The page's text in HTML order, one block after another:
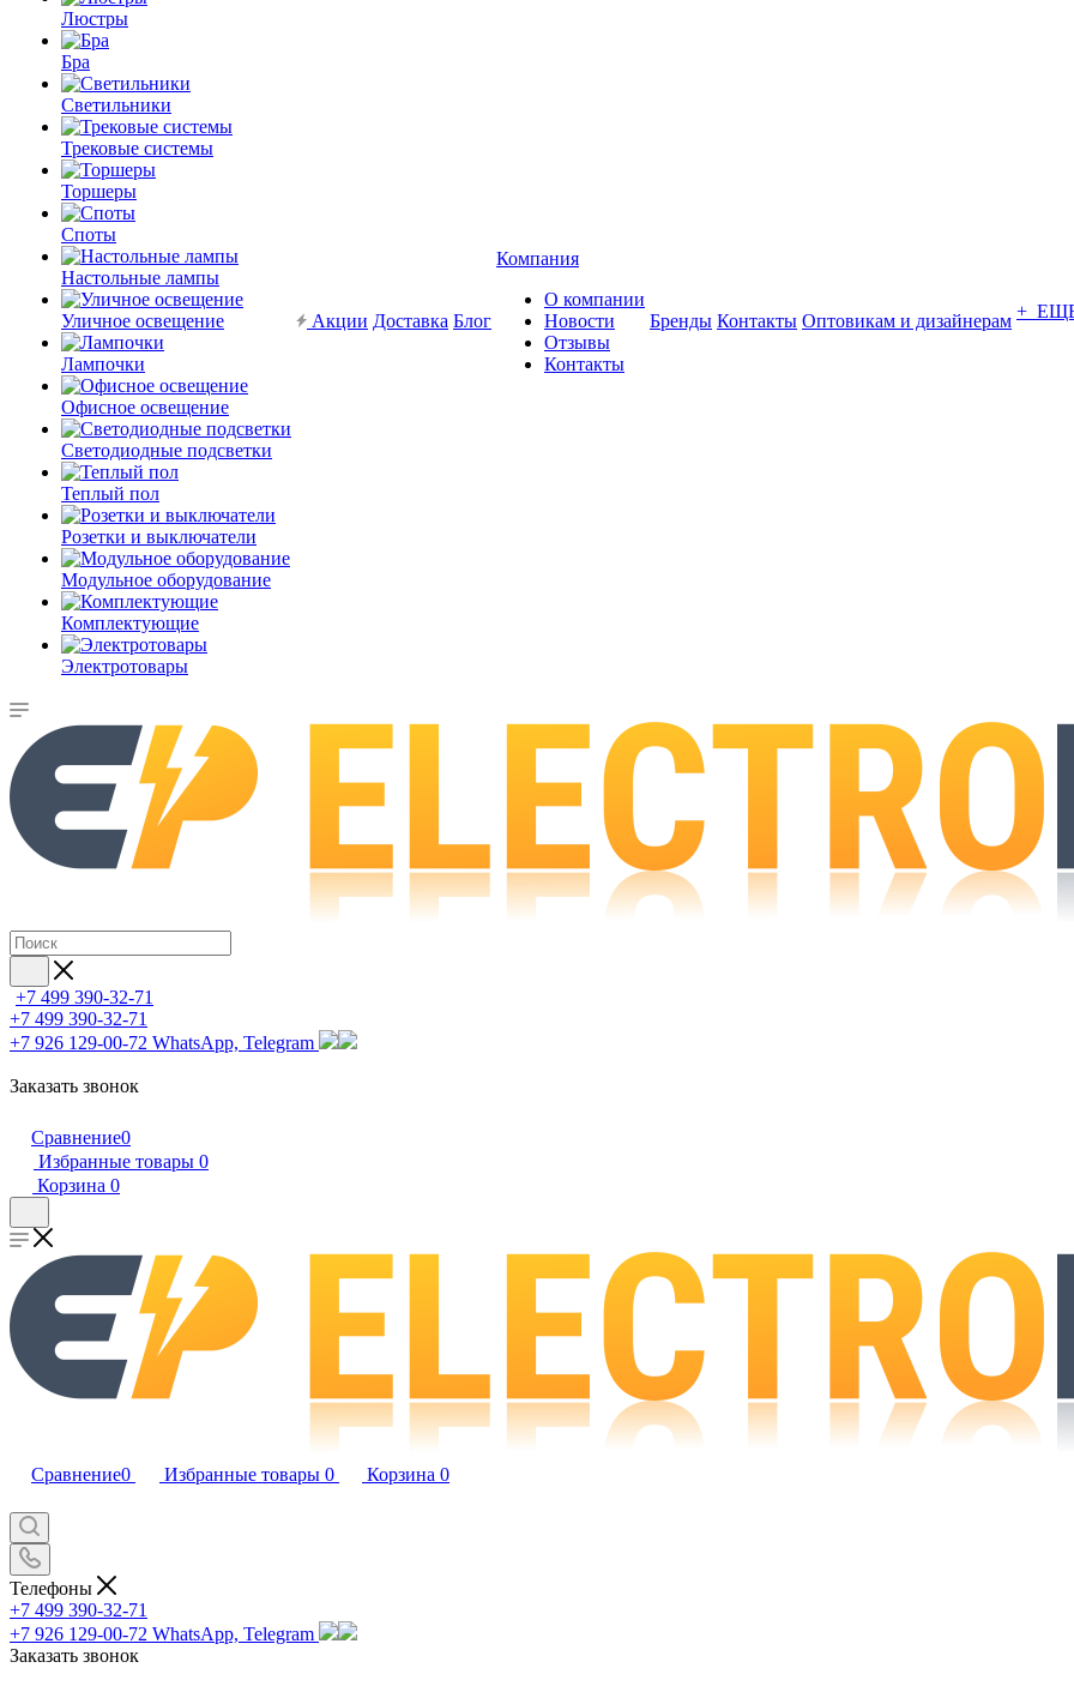
Люстры
Бра
Светильники
Трековые системы
Торшеры
Споты
Настольные лампы
Уличное освещение
Лампочки
Офисное освещение
Светодиодные подсветки
Теплый пол
Розетки и выключатели
Модульное оборудование
Комплектующие
Электротовары
Акции Доставка Блог
Компания
О компании
Новости
Отзывы
Контакты
Бренды Контакты Оптовикам и дизайнерам +
+7 499 390-32-71
+7 499 390-32-71
+7 926 129-00-72 WhatsApp, Telegram
Заказать звонок
Сравнение0
Избранные товары 0
Корзина 0
Сравнение0 Избранные товары 0 Корзина 0
Телефоны
+7 499 390-32-71
+7 926 129-00-72 WhatsApp, Telegram
Заказать звонок